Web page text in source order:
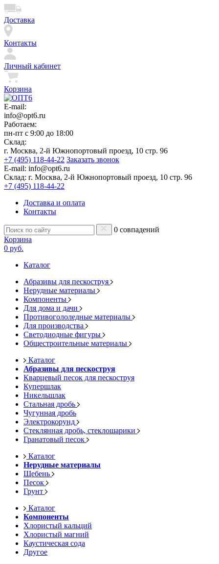
Доставка
Контакты
Личный кабинет
Корзина
E-mail:
info@opt6.ru
Работаем:
пн-пт с 9:00 до 18:00
Склад:
г. Москва, 2-й Южнопортовый проезд, 10 стр. 96
+7 (495) 118-44-22 Заказать звонок
E-mail: info@opt6.ru
Склад: г. Москва, 2-й Южнопортовый проезд, 10 стр. 96
+7 (495) 118-44-22
Доставка и оплата
Контакты
0 совпадений
Корзина
0 руб.
Каталог
Абразивы для пескоструя
Нерудные материалы
Компоненты
Для дома и дачи
Противогололедные материалы
Для производства
Светодиодные фигуры
Общестроительные материалы
Каталог
Абразивы для пескоструя
Кварцевый песок для пескоструя
Купершлак
Никельшлак
Стальная дробь
Чугунная дробь
Электрокорунд
Стеклянная дробь, стеклошарики
Гранатовый песок
Каталог
Нерудные материалы
Щебень
Песок
Грунт
Каталог
Компоненты
Хлористый кальций
Хлористый магний
Каустическая сода
Другое